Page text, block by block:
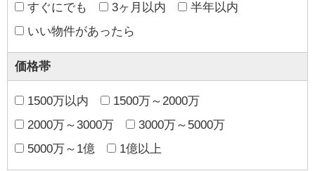
すぐにでも 3ヶ月以内
半年以内
いい物件があったら
価格帯
1500万以内
1500万～2000万
2000万～3000万
3000万～5000万
5000万～1億
1億以上